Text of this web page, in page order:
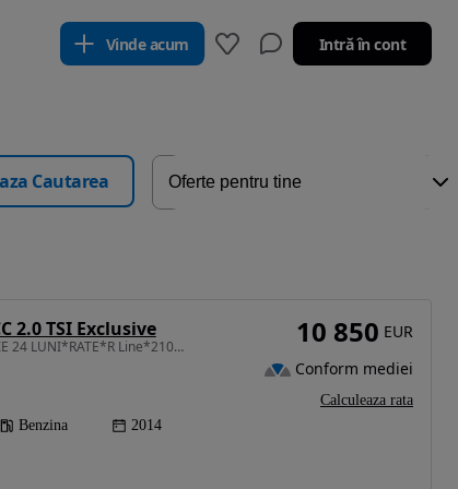
Vinde acum Intră în cont
Cautarea
2.0 TSI Exclusive
1984 cm3 • 210 CP • GARANTIE 24 LUNI*RATE*R Line*210Cp Benzina*Trapa*Navi*Led*Ventilatie
Benzina 2014
10 850 EUR
Conform mediei
Calculeaza rata